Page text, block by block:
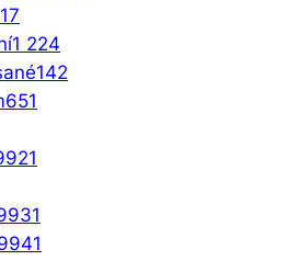
1 224
142
651
1
1
1